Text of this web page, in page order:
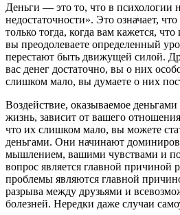
Деньги — это то, что в психологии
недостаточности». Это означает,
только тогда, когда вам кажется,
вы преодолеваете определенный
перестают быть движущей силой.
вас денег достаточно, вы о них
слишком мало, вы думаете о них
Воздействие, оказываемое
жизнь, зависит от вашего
что их слишком мало, вы можете
деньгами. Они начинают
мышлением, вашими чувствами и
вопрос является главной причиной
проблемы являются главной
разрыва между друзьями и
болезней. Нередки даже случаи